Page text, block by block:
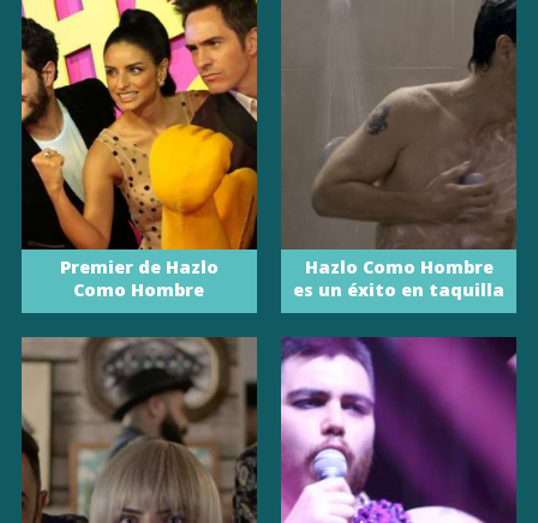
Premier de Hazlo
Como Hombre
Hazlo Como Hombre
es un éxito en taquilla